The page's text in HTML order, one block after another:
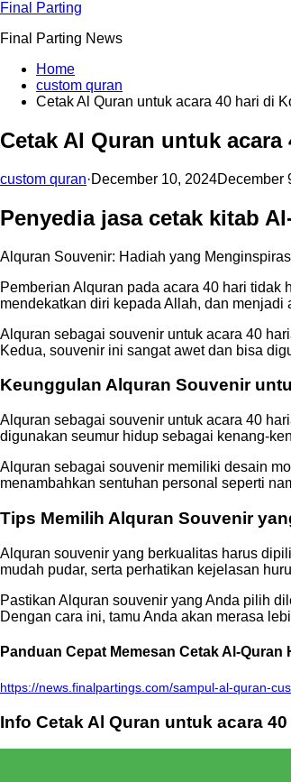
Skip
content
Final Parting
Final Parting News
Home
custom quran
Cetak Al Quran untuk acara 40 hari di
Cetak Al Quran untuk
custom quran·December 10, 2024December
Penyedia jasa cetak kitab
Alquran Souvenir: Hadiah yang
Pemberian Alquran pada acara 40 hari
mendekatkan diri kepada Allah, dan
Alquran sebagai souvenir untuk acara 40
Kedua, souvenir ini sangat awet dan bisa
Keunggulan Alquran Souvenir
Alquran sebagai souvenir untuk acara 40
digunakan seumur hidup sebagai kenang-
Alquran sebagai souvenir memiliki desain
menambahkan sentuhan personal seperti
Tips Memilih Alquran Souvenir
Alquran souvenir yang berkualitas harus
mudah pudar, serta perhatikan kejelasan
Pastikan Alquran souvenir yang Anda pilih
Dengan cara ini, tamu Anda akan merasa
Panduan Cepat Memesan Cetak Al-
https://news.finalpartings.com/sampul-al-quran-
Info Cetak Al Quran untuk acara